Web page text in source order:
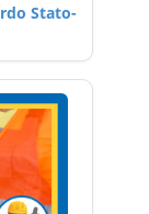
Stato-